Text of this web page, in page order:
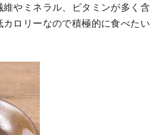
やミネラル、ビタミンが多く含
ロリーなので積極的に食べたい